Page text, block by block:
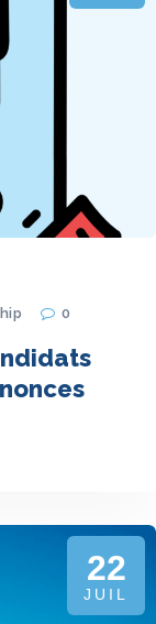
0
22
JUIL